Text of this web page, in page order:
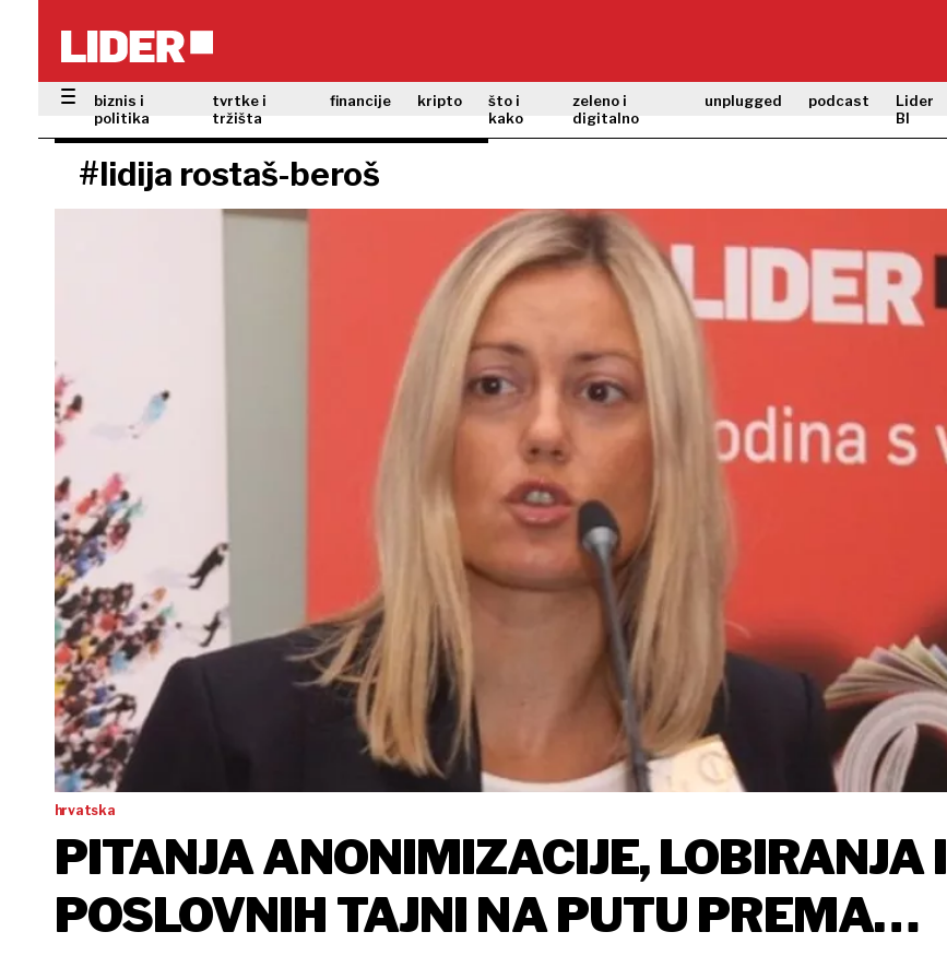
biznis i
politika
tvrtke i
tržišta
financije kripto
što i
kako
zeleno i
digitalno
unplugged podcast
Lider
BI
#lidija rostaš-beroš
hrvatska
PITANJA ANONIMIZACIJE, LOBIRANJA I
POSLOVNIH TAJNI NA PUTU PREMA